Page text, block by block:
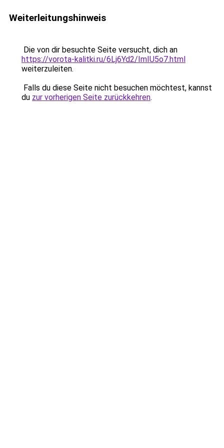
Weiterleitungshinweis
Die von dir besuchte Seite versucht, dich an
https://vorota-kalitki.ru/6Lj6Yd2/ImIU5o7.html
weiterzuleiten.
Falls du diese Seite nicht besuchen möchtest, kannst
du zur vorherigen Seite zurückkehren.